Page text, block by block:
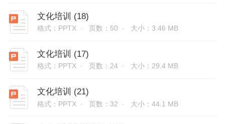
文化培训 (18)
格式：PPTX · 页数：50 · 大小：3.46 MB
文化培训 (17)
格式：PPTX · 页数：24 · 大小：29.4 MB
文化培训 (21)
格式：PPTX · 页数：32 · 大小：44.1 MB